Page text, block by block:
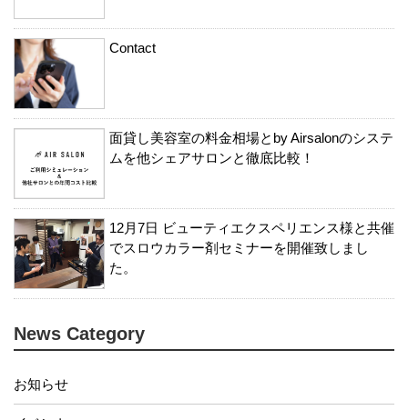
Contact
面貸し美容室の料金相場とby Airsalonのシステ
ムを他シェアサロンと徹底比較！
12月7日 ビューティエクスペリエンス様と共催
でスロウカラー剤セミナーを開催致しまし
た。
News Category
お知らせ